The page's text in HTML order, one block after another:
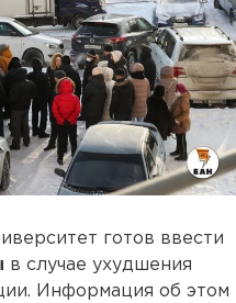
готов ввести
в случае ухудшения
Информация об этом